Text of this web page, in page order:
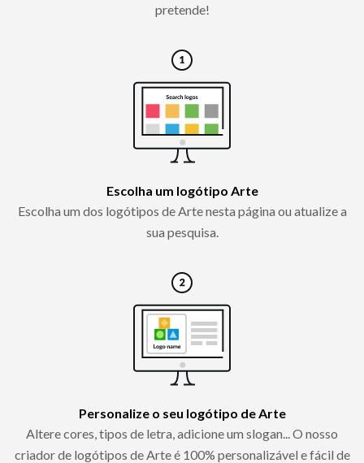
pretende!
Escolha um logótipo Arte
Escolha um dos logótipos de Arte nesta página ou atualize a
sua pesquisa.
Personalize o seu logótipo de Arte
Altere cores, tipos de letra, adicione um slogan... O nosso
criador de logótipos de Arte é 100% personalizável e fácil de